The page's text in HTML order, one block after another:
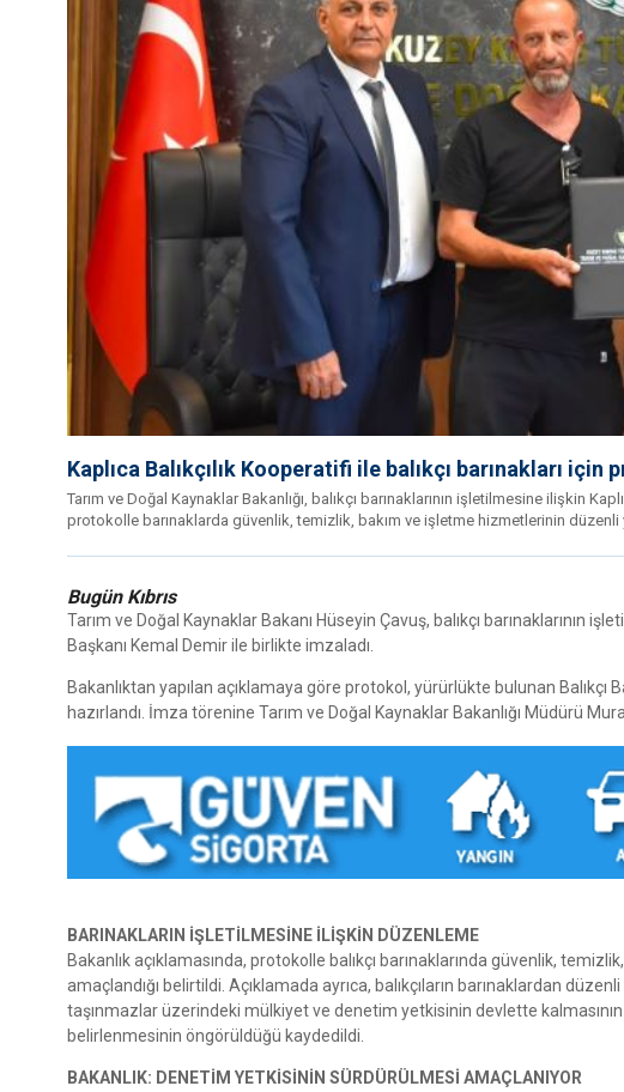
Kaplıca Balıkçılık Kooperatifi ile balıkçı barınakları için
Tarım ve Doğal Kaynaklar Bakanlığı, balıkçı barınaklarının işletilmesine ilişkin
protokolle barınaklarda güvenlik, temizlik, bakım ve işletme hizmetlerinin düzenli
Bugün Kıbrıs
Tarım ve Doğal Kaynaklar Bakanı Hüseyin Çavuş, balıkçı barınaklarının
Başkanı Kemal Demir ile birlikte imzaladı.
Bakanlıktan yapılan açıklamaya göre protokol, yürürlükte bulunan Balıkçı
hazırlandı. İmza törenine Tarım ve Doğal Kaynaklar Bakanlığı Müdürü
BARINAKLARIN İŞLETİLMESİNE İLİŞKİN DÜZENLEME
Bakanlık açıklamasında, protokolle balıkçı barınaklarında güvenlik,
amaçlandığı belirtildi. Açıklamada ayrıca, balıkçıların barınaklardan
taşınmazlar üzerindeki mülkiyet ve denetim yetkisinin devlette
belirlenmesinin öngörüldüğü kaydedildi.
BAKANLIK: DENETİM YETKİSİNİN SÜRDÜRÜLMESİ AMAÇLANIYOR